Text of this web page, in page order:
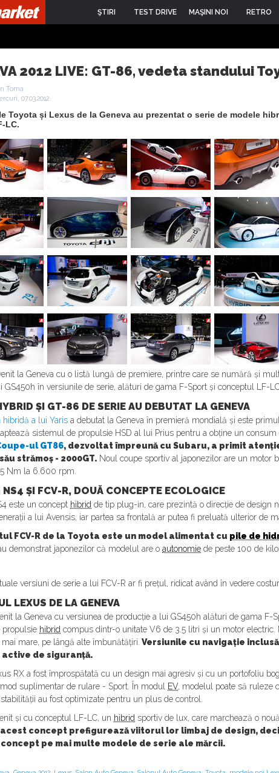
ŞTIRI TEST DRIVE MAŞINI NOI RETRO
2012 LIVE: GT-86, vedeta standului
Toma
07.03.2012
Toyota și Lexus de la Geneva au prezentat o serie de modele
LC.
la Geneva cu o listă lungă de premiere, printre care se numără și
GS450h în versiunile de serie, alături de gama F-Sport și conceptul LF-
ȘI GT-86 DE SERIE AU DEBUTAT LA GENEVA
hibridă a lui Yaris a debutat la Geneva în premieră mondială și este
sistemul de propulsie HSD al lui Prius pentru a obține un
ul GT86, dezvoltat împreună cu Subaru, a primit
strămoș - 2000GT. Noul coupe sportiv al japonezilor are un motor
Nm la 6.600 rpm.
ȘI FCV-R, DOUĂ CONCEPTE ECOLOGICE
este un concept hibrid de tip plug-in, care prezintă o direcție de design
a lui Avensis, iar partea sa frontală ar putea fi preluată ulterior de
FCV-R de la Toyota este un model alimentat cu pile de
demonstrat japonezilor că modelul are o autonomie de peste 100 de
versiuni de serie a lui FCV-R ar fi prețul, ridicat având în vedere
LEXUS DE LA GENEVA
la Geneva cu versiunea de producție a lui GS450h alături de gama
propulsie hibrid compus dintr-o unitate V6 de 3.5 litri și un motor
mare, pe lângă alte îmbunătățiri. Versiunile cu navigație
active de siguranță.
RX a fost împrospătată cu un design mai agresiv și cu un portofoliu
suplimentar de rulare - Sport. În modul EV, modelul poate să ruleze
au fost optimizate pentru un plus de control.
și cu conceptul LF-LC, un hibrid sportiv de lux, care marchează o
acest concept prefigurează viitorul lor limbaj de design,
pe mai multe modele de serie ale mărcii.